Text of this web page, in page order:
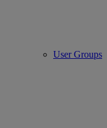
User Groups